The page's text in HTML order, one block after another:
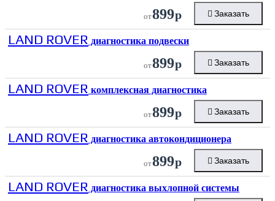
от899р Заказать
LAND ROVER диагностика подвески
от899р Заказать
LAND ROVER комплексная диагностика
от899р Заказать
LAND ROVER диагностика автокондиционера
от899р Заказать
LAND ROVER диагностика выхлопной системы